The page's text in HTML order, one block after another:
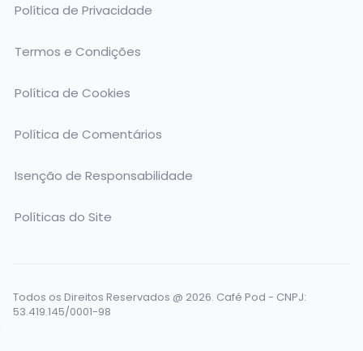
Política de Privacidade
Termos e Condições
Política de Cookies
Política de Comentários
Isenção de Responsabilidade
Políticas do Site
Todos os Direitos Reservados @ 2026. Café Pod - CNPJ:
53.419.145/0001-98